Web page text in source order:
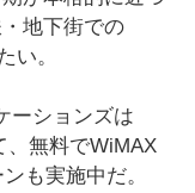
地下街での
い。
ーションズは
、無料でWiMAX
も実施中だ。